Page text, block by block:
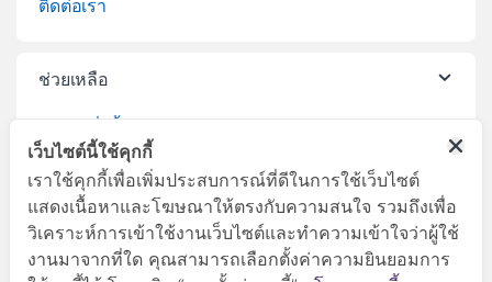
ติดต่อเรา
ช่วยเหลือ
บริการจัดส่งสินค้า
เปลี่ยนคืนสินค้า
เว็บไซต์นี้ใช้คุกกี้
เราใช้คุกกี้เพื่อเพิ่มประสบการณ์ที่ดีในการใช้เว็บไซต์
แสดงเนื้อหาและโฆษณาให้ตรงกับความสนใจ รวมถึงเพื่อ
วิเคราะห์การเข้าใช้งานเว็บไซต์และทำความเข้าใจว่าผู้ใช้
งานมาจากที่ใด คุณสามารถเลือกตั้งค่าความยินยอมการ